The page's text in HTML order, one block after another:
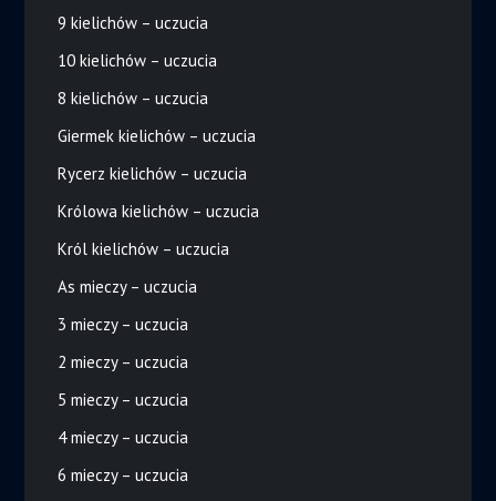
9 kielichów – uczucia
10 kielichów – uczucia
8 kielichów – uczucia
Giermek kielichów – uczucia
Rycerz kielichów – uczucia
Królowa kielichów – uczucia
Król kielichów – uczucia
As mieczy – uczucia
3 mieczy – uczucia
2 mieczy – uczucia
5 mieczy – uczucia
4 mieczy – uczucia
6 mieczy – uczucia